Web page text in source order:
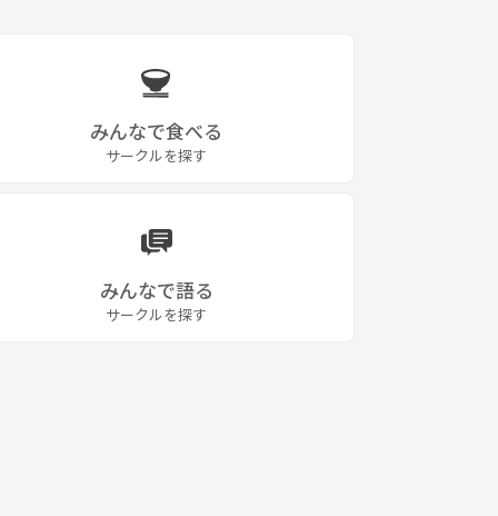
みんなで食べる
サークルを探す
みんなで語る
サークルを探す